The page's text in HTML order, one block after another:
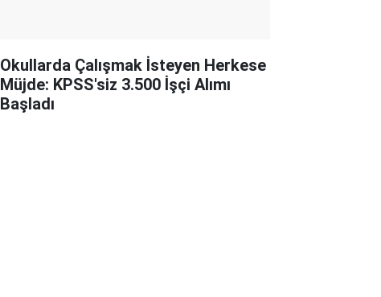
Okullarda Çalışmak İsteyen Herkese
Müjde: KPSS'siz 3.500 İşçi Alımı
Başladı